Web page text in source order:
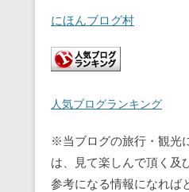
にほんブログ村
人気ブログランキング
※当ブログの旅行・観光
は、見て楽しんで頂く及
参考になる情報になれば